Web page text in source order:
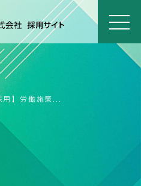
用】労働施策...